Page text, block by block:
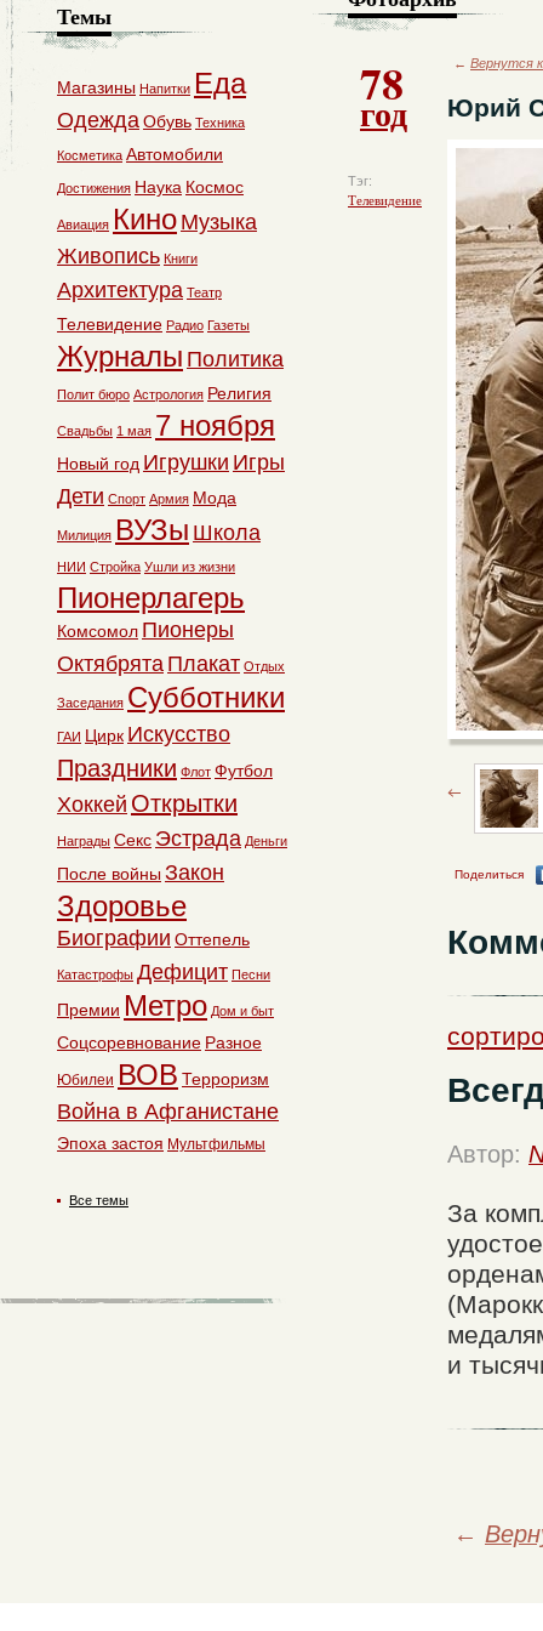
78
год
Тэг:
Телевидение
← Вернутся
Юрий
Поделиться
Автор:
За
и
←
Темы
Магазины Напитки Еда
ОдеждаОбувь Техника
Косметика Автомобили
Достижения Наука Космос
Авиация Кино Музыка
Живопись Книги
Архитектура Театр
Телевидение Радио Газеты
Журналы Политика
Полит бюро Астрология Религия
Свадьбы 1 мая 7 ноября
Новый год Игрушки Игры
Дети Спорт Армия Мода
Милиция ВУЗы Школа
НИИ Стройка Ушли из жизни
Пионерлагерь
Комсомол Пионеры
Октябрята Плакат Отдых
Заседания Субботники
ГАИ Цирк Искусство
Праздники Флот Футбол
Хоккей Открытки
Награды Секс Эстрада Деньги
После войны Закон
Здоровье
Биографии Оттепель
Катастрофы Дефицит Песни
Премии Метро Дом и быт
Соцсоревнование Разное
Юбилеи ВОВ Терроризм
Война в Афганистане
Эпоха застоя Мультфильмы
Все темы